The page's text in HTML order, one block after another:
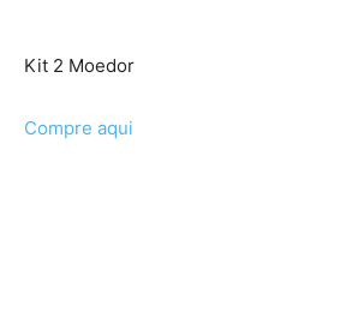
Kit 2 Moedor
Compre aqui